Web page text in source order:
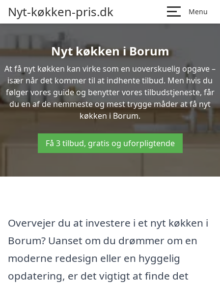
Nyt-køkken-pris.dk Menu
Nyt køkken i Borum
At få nyt køkken kan virke som en uoverskuelig opgave –
især når det kommer til at indhente tilbud. Men hvis du
følger vores guide og benytter vores tilbudstjeneste, får
du en af de nemmeste og mest trygge måder at få nyt
køkken i Borum.
Få 3 tilbud, gratis og uforpligtende
Overvejer du at investere i et nyt køkken i
Borum? Uanset om du drømmer om en
moderne redesign eller en hyggelig
opdatering, er det vigtigt at finde det